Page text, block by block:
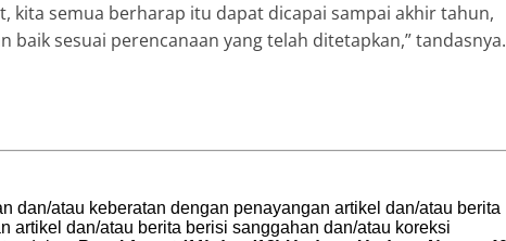
kita semua berharap itu dapat dicapai sampai akhir tahun,
baik sesuai perencanaan yang telah ditetapkan,” tandasnya.